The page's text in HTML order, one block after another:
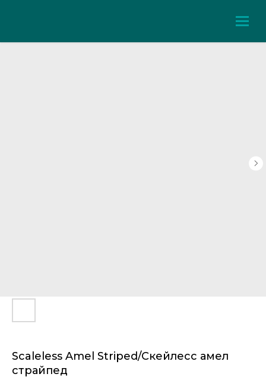
Scaleless Amel Striped/Скейлесс амел
страйпед